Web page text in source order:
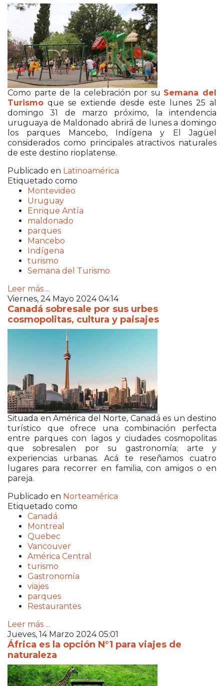
Como parte de la celebración por su Semana del
Turismo que se extiende desde este lunes 25 al
domingo 31 de marzo próximo, la intendencia
uruguaya de Maldonado abrirá de lunes a domingo
los parques Mancebo, Indígena y El Jagüel
considerados como principales atractivos naturales
de este destino rioplatense.
Publicado en Latinoamérica
Etiquetado como
Montevideo
Uruguay
Enrique Antía
maldonado
parques
Mancebo
Indígena
turismo
Semana del Turismo
Leer más ...
Viernes, 24 Mayo 2024 04:14
Canadá sobresale por sus urbes
cosmopolitas, cultura y paisajes
Situada en América del Norte, Canadá es un destino
turístico que ofrece una combinación perfecta
entre parques con lagos y ciudades cosmopolitas
que sobresalen por su gastronomía; arte y
experiencias urbanas. Acá te reseñamos cuatro
lugares para recorrer en familia, con amigos o en
pareja.
Publicado en Norteamérica
Etiquetado como
Canadá
Montreal
Quebec
Vancouver
América Central
turismo
Gastronomía
viajes
parques
Restaurantes
Leer más ...
Jueves, 14 Marzo 2024 05:01
África es la opción N°1 para viajes de
naturaleza